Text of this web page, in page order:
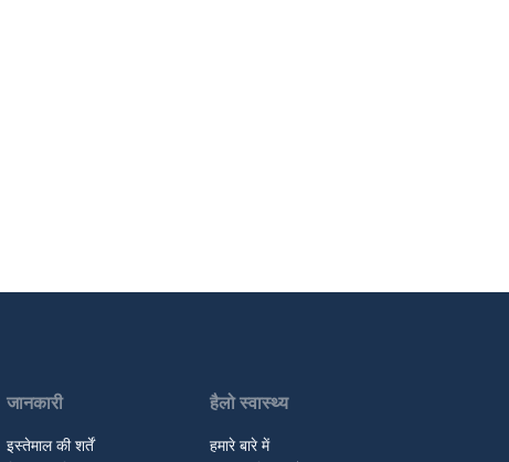
जानकारी
इस्तेमाल की शर्तें
हैलो स्वास्थ्य
हमारे बारे में